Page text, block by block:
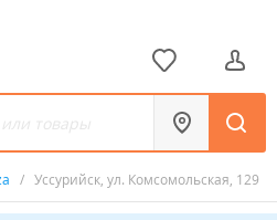
/ Уссурийск, ул. Комсомольская, 129